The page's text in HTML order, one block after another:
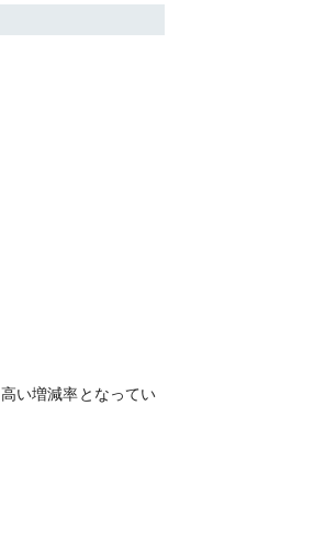
高い増減率となってい